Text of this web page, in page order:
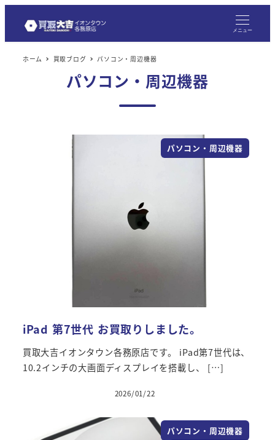
メニュー
ホーム 買取ブログ パソコン・周辺機器
パソコン・周辺機器
パソコン・周辺機器
iPad 第7世代 お買取りしました。
買取大吉イオンタウン各務原店です。 iPad第7世代は、
10.2インチの大画面ディスプレイを搭載し、 […]
2026/01/22
パソコン・周辺機器